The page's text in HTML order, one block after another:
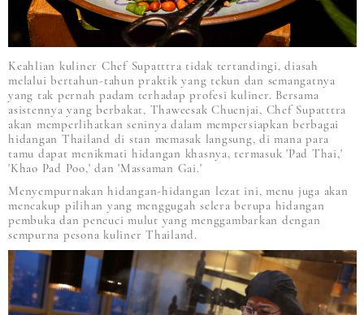
Keahlian kuliner Chef Supatttra tidak tertandingi, diasah
melalui bertahun-tahun praktik yang tekun dan semangatnya
yang tak pernah padam terhadap profesi kuliner. Bersama
asistennya yang berbakat, Thaweesak Chuenjai, Chef Supatttra
akan memperlihatkan seninya dalam mempersiapkan berbagai
hidangan Thailand di stan memasak langsung, di mana para
tamu dapat menikmati hidangan khasnya, termasuk 'Pad Thai,'
'Khao Pad Poo,' dan 'Massaman Gai.'
Menyempurnakan hidangan-hidangan lezat ini, menu juga akan
mencakup pilihan yang menggugah selera berupa hidangan
pembuka dan pencuci mulut yang menggambarkan dengan
sempurna pesona kuliner Thailand.